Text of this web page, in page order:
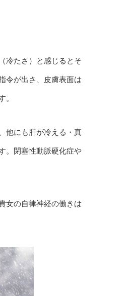
冷たさ）と感じるとそ
令が出さ、皮膚表面は
。
他にも肝が冷える・真
。閉塞性動脈硬化症や
女の自律神経の働きは